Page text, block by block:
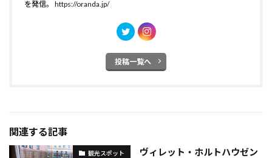
を発信。 https://oranda.jp/
投稿一覧へ
関連する記事
観光スポット
ヴィレット・ホルトハウゼン